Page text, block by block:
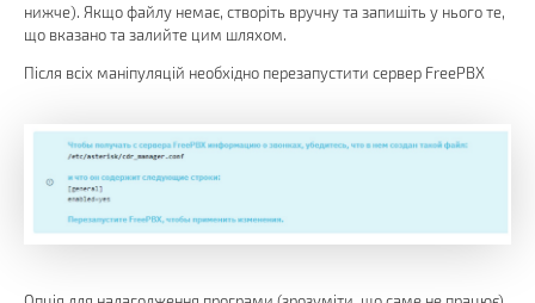
нижче). Якщо файлу немає, створіть вручну та запишіть у нього те,
що вказано та залийте цим шляхом.
Після всіх маніпуляцій необхідно перезапустити сервер FreePBX